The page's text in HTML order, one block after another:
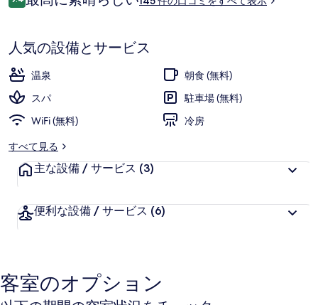
真
ャ
ラ
リ
ー
コ
10段階中9.4
人気の設備とサービス
温泉
朝食 (無料)
スパ
駐車場 (無料)
WiFi (無料)
冷房
すべて見る
主な設備 / サービス (3)
便利な設備 / サービス (6)
客室のオプション